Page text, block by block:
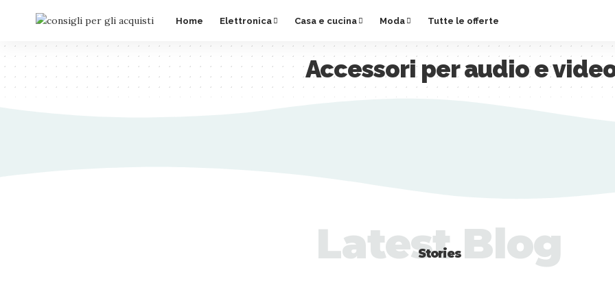
Home Elettronica Casa e cucina Moda Tutte le offerte
Accessori per audio e
Stories
Latest Blog